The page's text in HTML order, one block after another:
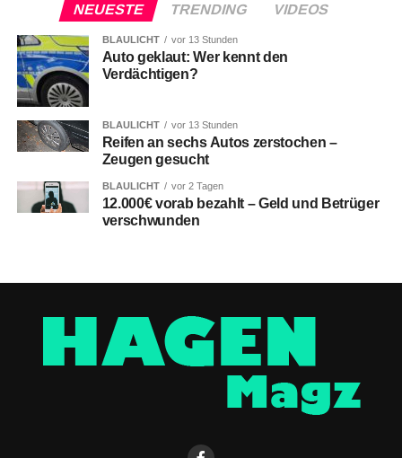
NEUESTE TRENDING VIDEOS
BLAULICHT vor 13 Stunden
Auto geklaut: Wer kennt den
Verdächtigen?
BLAULICHT vor 13 Stunden
Reifen an sechs Autos zerstochen –
Zeugen gesucht
BLAULICHT vor 2 Tagen
12.000€ vorab bezahlt – Geld und Betrüger
verschwunden